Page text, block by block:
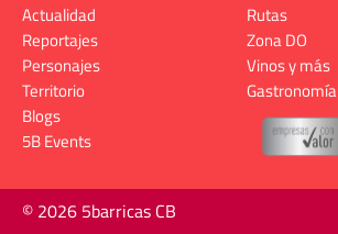
Actualidad
Reportajes
Personajes
Territorio
Rutas
Zona DO
Vinos y más
Gastronomía
Blogs
5B Events
© 2026 5barricas CB